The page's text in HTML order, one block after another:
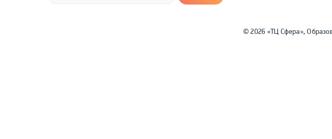
© 2026 «ТЦ Сфера»,